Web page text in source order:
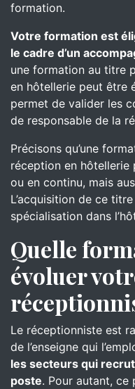
formation.
Votre formation est
le cadre d’un
une formation au titre
en hôtellerie peut être
permet de valider les
de responsable de la
Précisons qu’une
réception en hôtellerie
ou en continu, mais
L’acquisition de ce
spécialisation dans
Quelle
évoluer
Le réceptionniste est
de l’enseigne qui
les secteurs qui
poste. Pour autant, ce